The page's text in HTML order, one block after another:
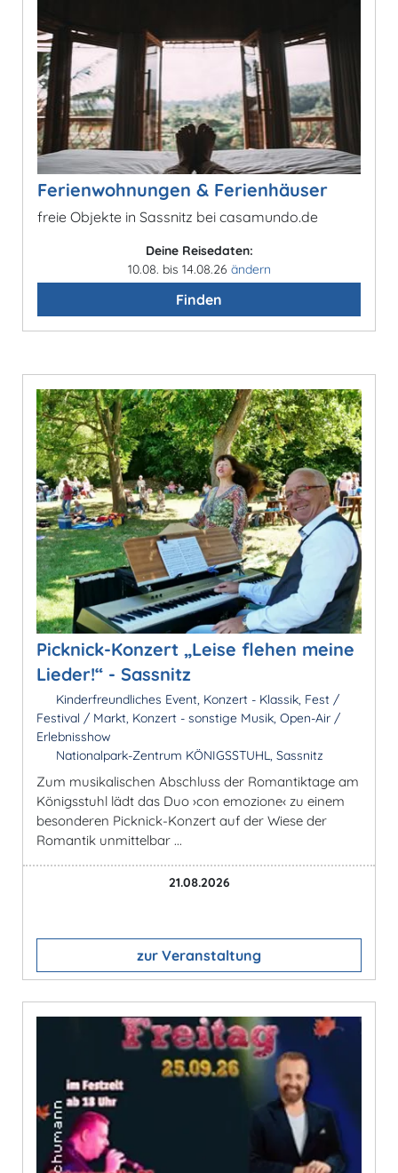
Ferienwohnungen & Ferienhäuser
freie Objekte in Sassnitz bei casamundo.de
Deine Reisedaten:
10.08. bis 14.08.26 ändern
Finden
Picknick-Konzert „Leise flehen meine
Lieder!“ - Sassnitz
Kinderfreundliches Event, Konzert - Klassik, Fest /
Festival / Markt, Konzert - sonstige Musik, Open-Air /
Erlebnisshow
Nationalpark-Zentrum KÖNIGSSTUHL, Sassnitz
Zum musikalischen Abschluss der Romantiktage am
Königsstuhl lädt das Duo ›con emozione‹ zu einem
besonderen Picknick-Konzert auf der Wiese der
Romantik unmittelbar ...
21.08.2026
zur Veranstaltung